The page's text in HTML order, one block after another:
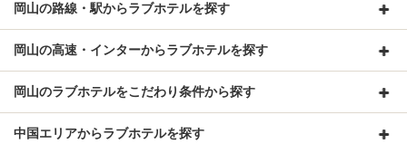
岡山の路線・駅からラブホテルを探す
岡山の高速・インターからラブホテルを探す
岡山のラブホテルをこだわり条件から探す
中国エリアからラブホテルを探す